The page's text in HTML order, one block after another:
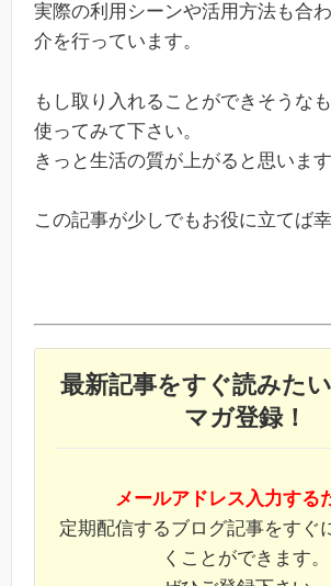
実際の利用シーンや活用方法も合
介を行っています。
もし取り入れることができそうな
使ってみて下さい。
きっと生活の質が上がると思います
この記事が少しでもお役に立てば幸
最新記事をすぐ読みた
マガ登録！
メールアドレス入力する
定期配信するブログ記事をすぐ
くことができます。